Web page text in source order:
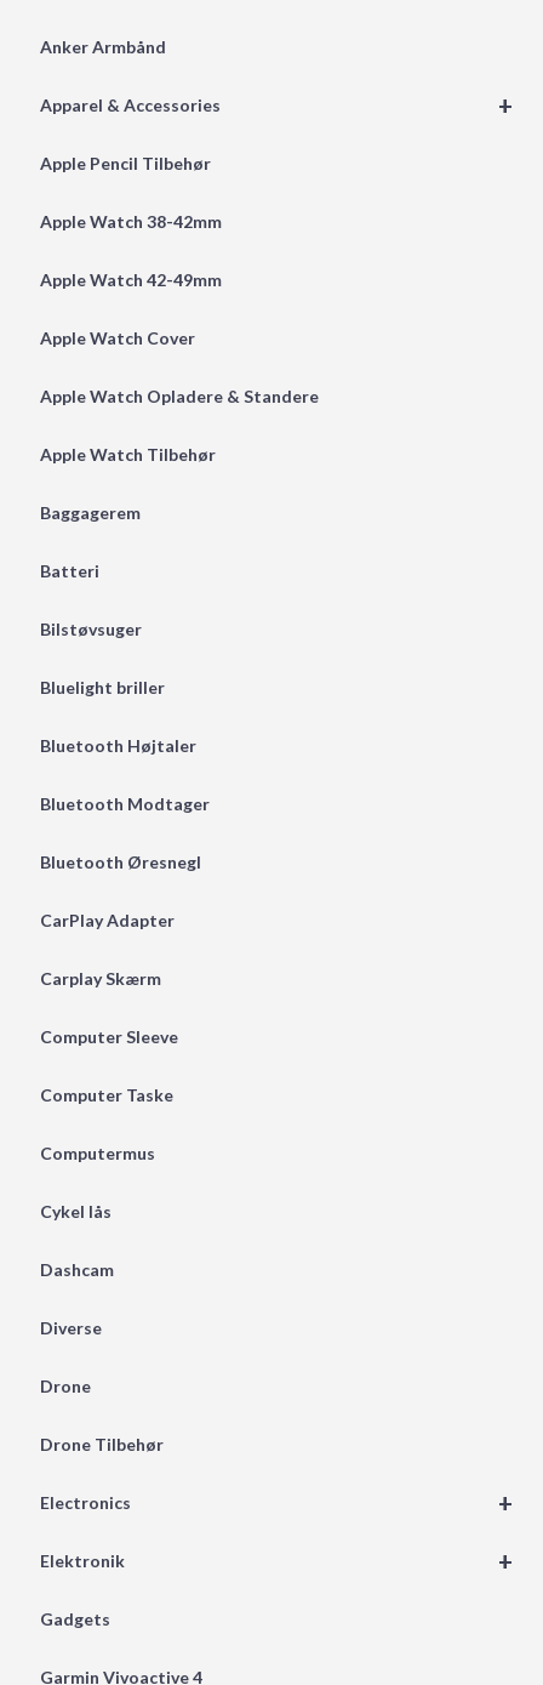
Anker Armbånd
+
Apparel & Accessories
Apple Pencil Tilbehør
Apple Watch 38-42mm
Apple Watch 42-49mm
Apple Watch Cover
Apple Watch Opladere & Standere
Apple Watch Tilbehør
Baggagerem
Batteri
Bilstøvsuger
Bluelight briller
Bluetooth Højtaler
Bluetooth Modtager
Bluetooth Øresnegl
CarPlay Adapter
Carplay Skærm
Computer Sleeve
Computer Taske
Computermus
Cykel lås
Dashcam
Diverse
Drone
Drone Tilbehør
+
Electronics
+
Elektronik
Gadgets
Garmin Vivoactive 4